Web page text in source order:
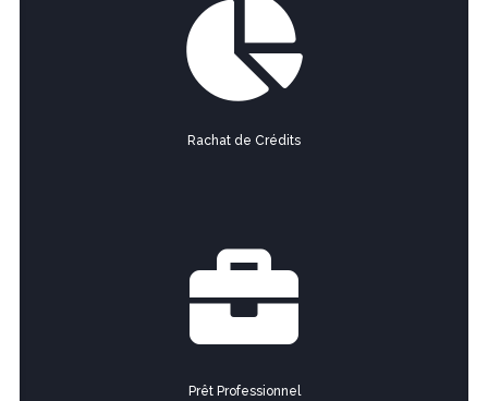

Rachat de Crédits

Prêt Professionnel